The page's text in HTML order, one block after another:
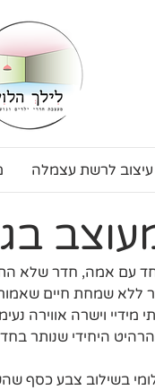
עיצוב לרשת עצמלה
חדר קטן יחד עם אמה,
ללא שמחת חיים
מידיי וישרה
היחידי שנותר
בשילוב צבע כסף